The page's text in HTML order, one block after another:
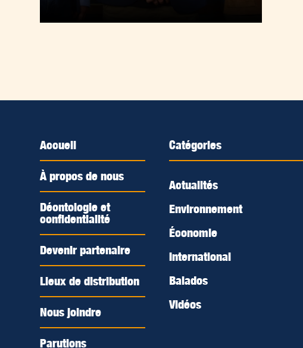
Accueil
À propos de nous
Déontologie et
confidentialité
Devenir partenaire
Lieux de distribution
Nous joindre
Parutions
Catégories
Actualités
Environnement
Économie
International
Balados
Vidéos